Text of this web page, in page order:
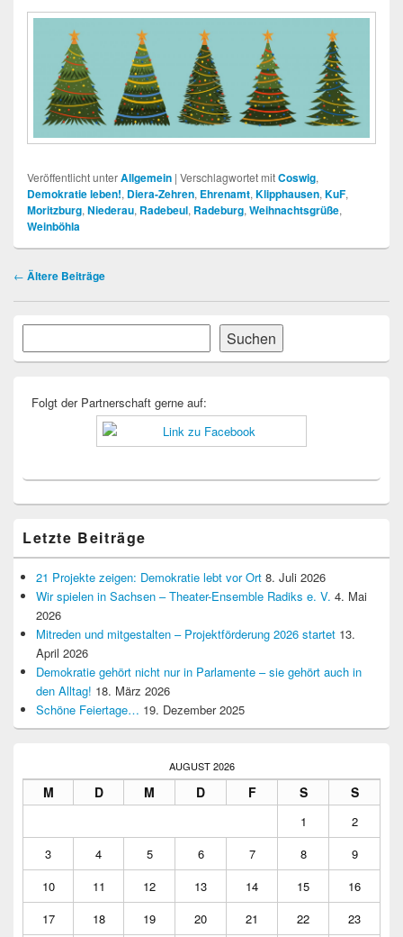
Veröffentlicht unterAllgemein | Verschlagwortet mitCoswig,
Demokratie leben!, Diera-Zehren, Ehrenamt, Klipphausen, KuF,
Moritzburg, Niederau, Radebeul, Radeburg, Weihnachtsgrüße,
Weinböhla
Beitragsnavigation
← Ältere Beiträge
Primärer
Widgetbereich
Suchen
Folgt der Partnerschaft gerne auf:
Letzte Beiträge
21 Projekte zeigen: Demokratie lebt vor Ort 8. Juli 2026
Wir spielen in Sachsen – Theater-Ensemble Radiks e. V. 4. Mai
2026
Mitreden und mitgestalten – Projektförderung 2026 startet 13.
April 2026
Demokratie gehört nicht nur in Parlamente – sie gehört auch in
den Alltag! 18. März 2026
Schöne Feiertage… 19. Dezember 2025
AUGUST 2026
M D M D F S S
1
2
3
4 5 6 7 8
9
10
11 12 13 14 15
16
17
18 19 20 21 22
23